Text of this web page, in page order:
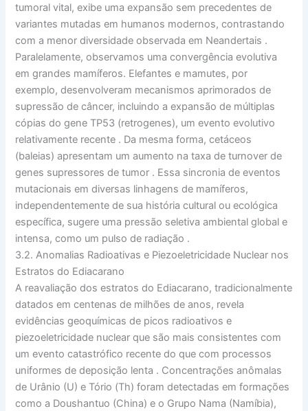
tumoral vital, exibe uma expansão sem precedentes de
variantes mutadas em humanos modernos, contrastando
com a menor diversidade observada em Neandertais .
Paralelamente, observamos uma convergência evolutiva
em grandes mamíferos. Elefantes e mamutes, por
exemplo, desenvolveram mecanismos aprimorados de
supressão de câncer, incluindo a expansão de múltiplas
cópias do gene TP53 (retrogenes), um evento evolutivo
relativamente recente . Da mesma forma, cetáceos
(baleias) apresentam um aumento na taxa deturnover de
genes supressores de tumor . Essa sincronia de eventos
mutacionais em diversas linhagens de mamíferos,
independentemente de sua história cultural ou ecológica
específica, sugere uma pressão seletiva ambiental global e
intensa, como um pulso de radiação .
3.2. Anomalias Radioativas e Piezoeletricidade Nuclear nos
Estratos do Ediacarano
A reavaliação dos estratos do Ediacarano, tradicionalmente
datados em centenas de milhões de anos, revela
evidências geoquímicas de picos radioativos e
piezoeletricidade nuclear que são mais consistentes com
um evento catastrófico recente do que com processos
uniformes de deposição lenta . Concentrações anômalas
de Urânio (U) e Tório (Th) foram detectadas em formações
como a Doushantuo (China) e o Grupo Nama (Namíbia),